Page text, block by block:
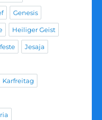
Genesis
Heiliger Geist
Jesaja
Karfreitag